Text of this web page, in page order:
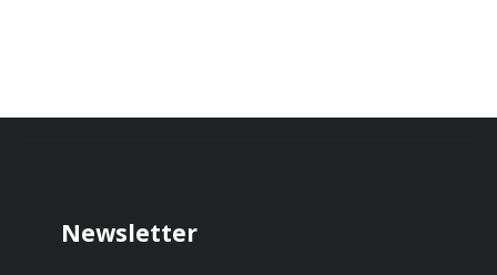
Newsletter